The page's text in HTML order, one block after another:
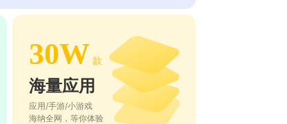
30W 款
海量应用
应用/手游/小游戏
海纳全网，等你体验